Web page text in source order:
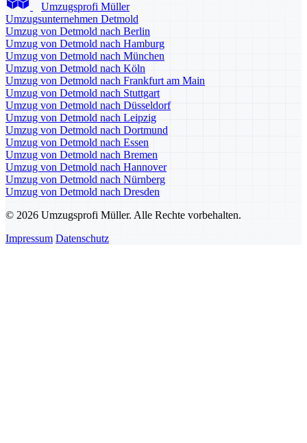
Umzugsprofi Müller
Umzugsunternehmen Detmold
Umzug von Detmold nach Berlin
Umzug von Detmold nach Hamburg
Umzug von Detmold nach München
Umzug von Detmold nach Köln
Umzug von Detmold nach Frankfurt am Main
Umzug von Detmold nach Stuttgart
Umzug von Detmold nach Düsseldorf
Umzug von Detmold nach Leipzig
Umzug von Detmold nach Dortmund
Umzug von Detmold nach Essen
Umzug von Detmold nach Bremen
Umzug von Detmold nach Hannover
Umzug von Detmold nach Nürnberg
Umzug von Detmold nach Dresden
© 2026 Umzugsprofi Müller. Alle Rechte vorbehalten.
Impressum Datenschutz